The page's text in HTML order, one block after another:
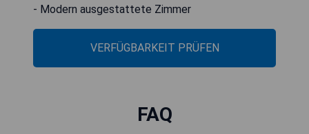
- Modern ausgestattete Zimmer
VERFÜGBARKEIT PRÜFEN
FAQ